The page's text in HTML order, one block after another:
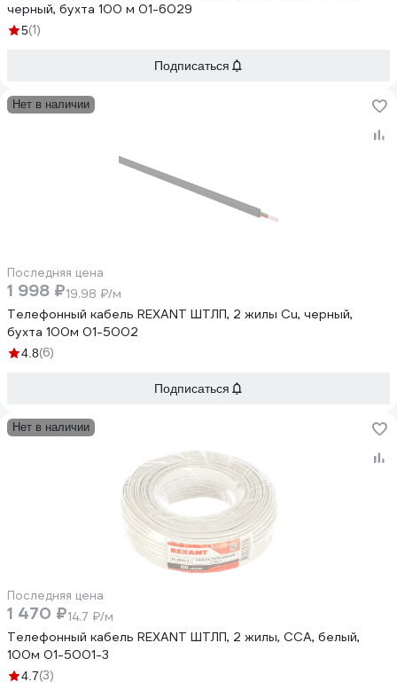
черный, бухта 100 м 01-6029
5(1)
Подписаться
Нет в наличии
Последняя цена
1 998 ₽19.98 ₽/м
Телефонный кабель REXANT ШТЛП, 2 жилы Cu, черный,
бухта 100м 01-5002
4.8(6)
Подписаться
Нет в наличии
Последняя цена
1 470 ₽14.7 ₽/м
Телефонный кабель REXANT ШТЛП, 2 жилы, CCA, белый,
100м 01-5001-3
4.7(3)